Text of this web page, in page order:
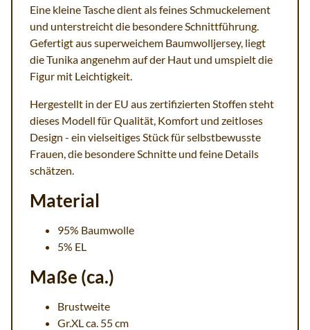
Eine kleine Tasche dient als feines Schmuckelement
und unterstreicht die besondere Schnittführung.
Gefertigt aus superweichem Baumwolljersey, liegt
die Tunika angenehm auf der Haut und umspielt die
Figur mit Leichtigkeit.
Hergestellt in der EU aus zertifizierten Stoffen steht
dieses Modell für Qualität, Komfort und zeitloses
Design - ein vielseitiges Stück für selbstbewusste
Frauen, die besondere Schnitte und feine Details
schätzen.
Material
95% Baumwolle
5% EL
Maße (ca.)
Brustweite
Gr.XL ca. 55 cm